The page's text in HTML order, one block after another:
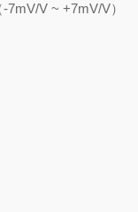
V ~ +7mV/V）